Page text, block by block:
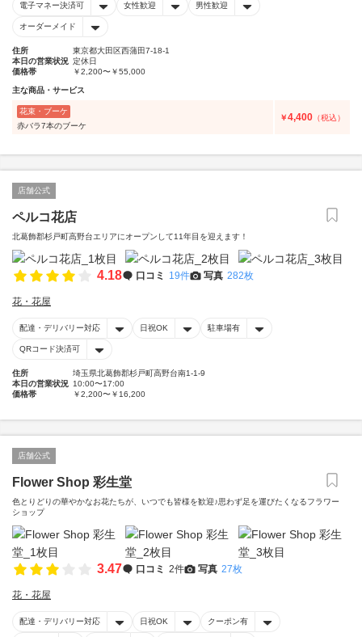
電子マネー決済可 女性歓迎 男性歓迎
オーダーメイド
住所
東京都大田区西蒲田7-18-1
本日の営業状況 定休日
価格帯
￥2,200〜￥55,000
主な商品・サービス
花束・ブーケ
赤バラ7本のブーケ
￥4,400 （税込）
店舗公式
ペルコ花店
北葛飾郡杉戸町高野台エリアにオープンして11年目を迎えます！
4.18 口コミ 19件 写真 282枚
花・花屋
配達・デリバリー対応 日祝OK 駐車場有
QRコード決済可
住所
埼玉県北葛飾郡杉戸町高野台南1-1-9
本日の営業状況 10:00〜17:00
価格帯
￥2,200〜￥16,200
店舗公式
Flower Shop 彩生堂
色とりどりの華やかなお花たちが、いつでも皆様を歓迎♪思わず足を運びたくなるフラワー
ショップ
3.47 口コミ 2件 写真 27枚
花・花屋
配達・デリバリー対応 日祝OK クーポン有